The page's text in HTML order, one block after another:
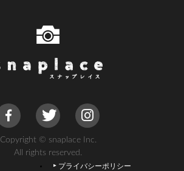
Copyright © snaplace Inc.
All rights reserved.
プライバシーポリシー